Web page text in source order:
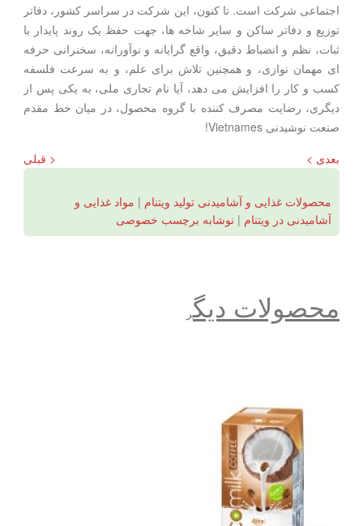
اجتماعی شرکت است. تا کنون، این شرکت در سراسر کشور، دفاتر
توزیع و دفاتر ساکن و سایر شاخه ها، جهت حفظ یک روند پایدار با
ثبات، نظم و انضباط دقیق، واقع گرایانه و نوآورانه، سخنرانی حرفه
ای مهمان نوازی، و همچنین تلاش برای علم، و به سرعت فلسفه
کسب و کار را افزایش می دهد، آیا نام تجاری ملی، به یکی پس از
دیگری، رضایت مصرف کننده با گروه محصول، در میان خط مقدم
صنعت نوشیدنی Vietnames!
< قبلی
بعدی >
محصولات غذایی و آشامیدنی تولید ویتنام | مواد غذایی و
آشامیدنی در ویتنام | نوشابه برچسب خصوصی
محصولات دیگر